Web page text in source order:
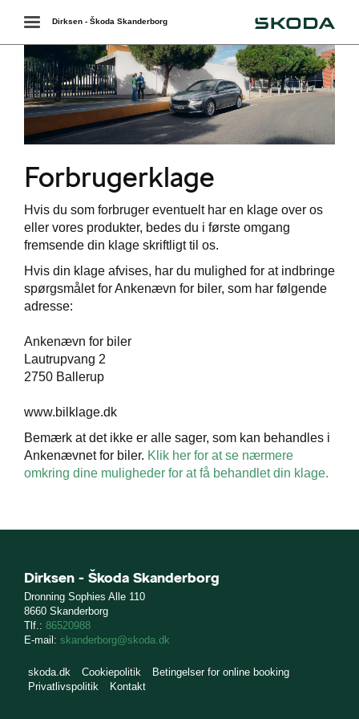
Toggle
navigation
Dirksen - Škoda Skanderborg
Forbrugerklage
Hvis du som forbruger eventuelt har en klage over os
eller vores produkter, bedes du i første omgang
fremsende din klage skriftligt til os.
Hvis din klage afvises, har du mulighed for at indbringe
spørgsmålet for Ankenævn for biler, som har følgende
adresse:
Ankenævn for biler
Lautrupvang 2
2750 Ballerup
www.bilklage.dk
Bemærk at det ikke er alle sager, som kan behandles i
Ankenævnet for biler. Klik her for at se nærmere
omkring dine muligheder for at få behandlet din klage.
Dirksen - Škoda Skanderborg
Dronning Sophies Alle 110
8660 Skanderborg
Tlf.: 86520988
E-mail: skanderborg@skoda.dk
skoda.dk Cookiepolitik
Betingelser for online booking
Privatlivspolitik
Kontakt